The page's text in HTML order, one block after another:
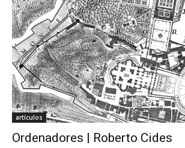
artículos
Ordenadores | Roberto Cides